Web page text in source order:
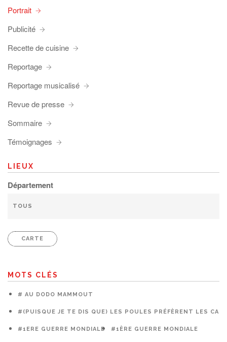
Portrait
Publicité
Recette de cuisine
Reportage
Reportage musicalisé
Revue de presse
Sommaire
Témoignages
LIEUX
Département
CARTE
MOTS CLÉS
# AU DODO MAMMOUT
#(PUISQUE JE TE DIS QUE) LES POULES PRÉFÈRENT LES
#1ERE GUERRE MONDIALE #1ÈRE GUERRE MONDIALE